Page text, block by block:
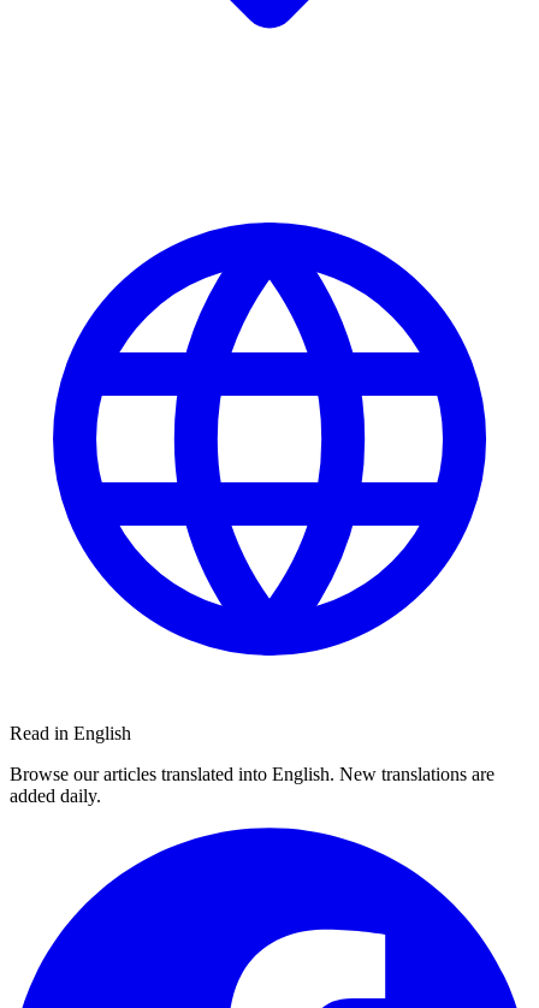
Read in English
Browse our articles translated into English. New translations are
added daily.